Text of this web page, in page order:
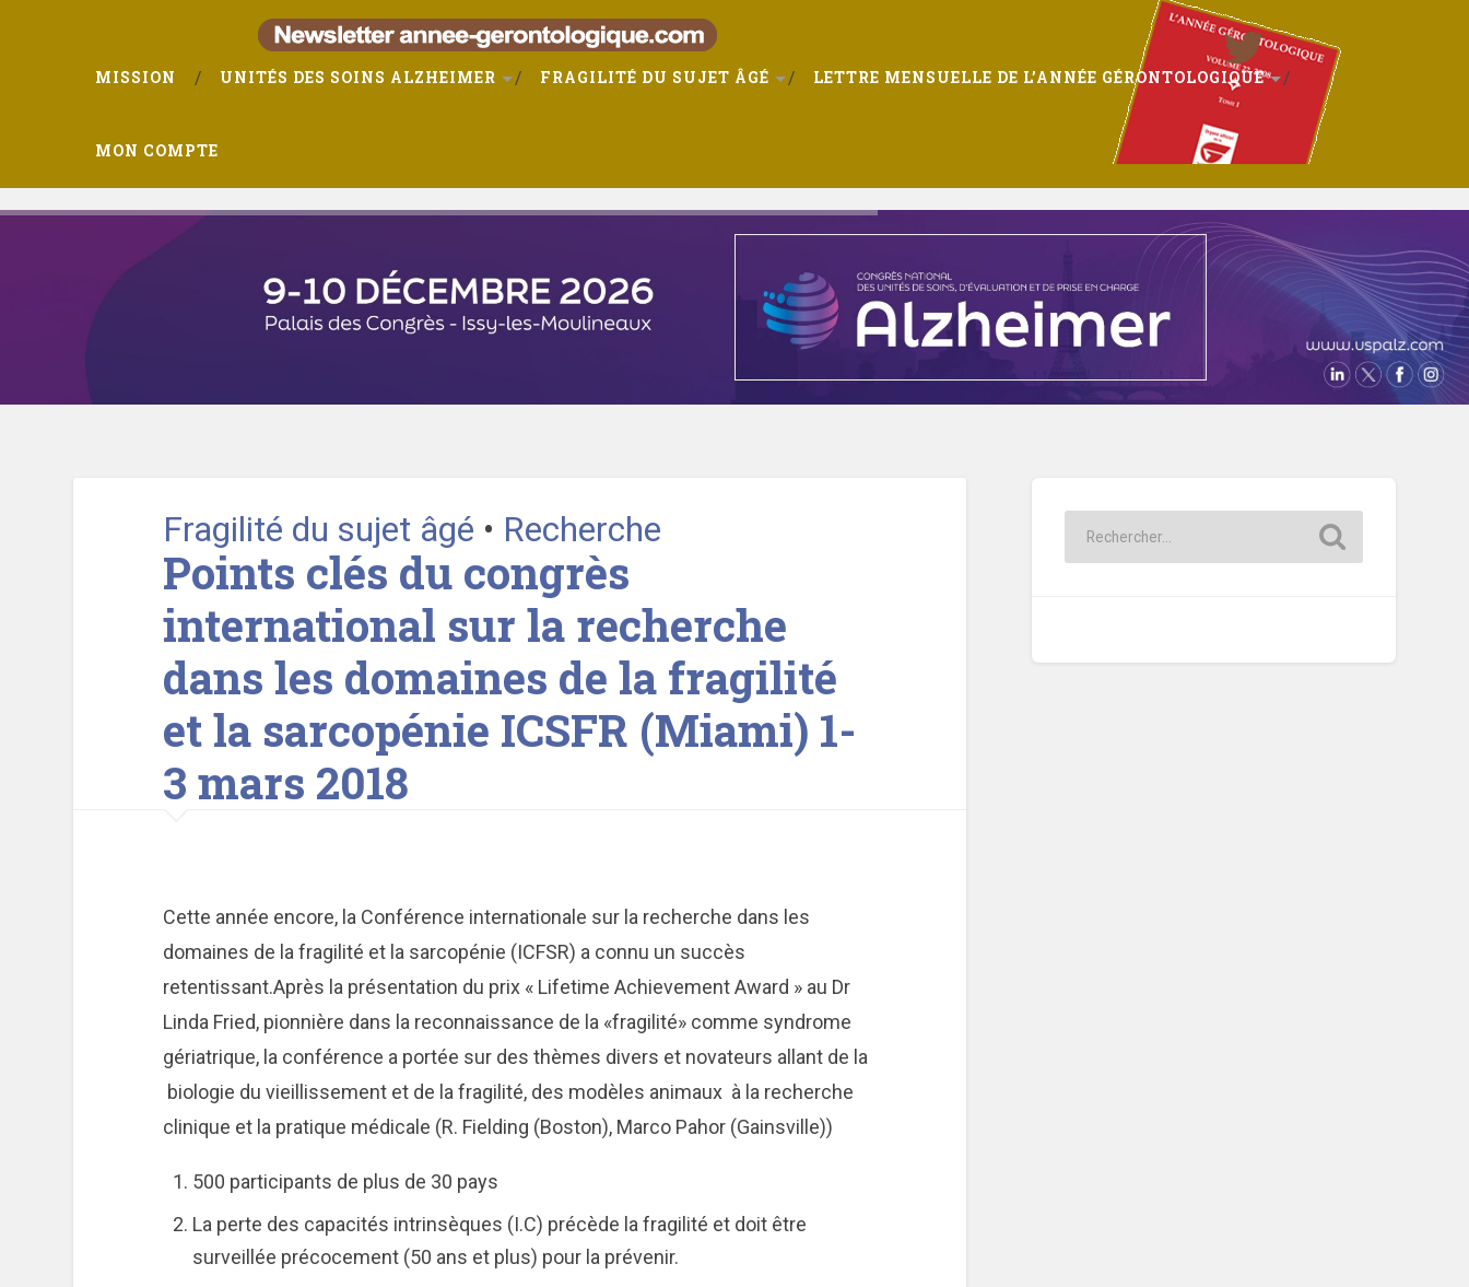
MISSION UNITÉS DES SOINS ALZHEIMER FRAGILITÉ DU SUJET ÂGÉ LETTRE MENSUELLE DE L’ANNÉE GÉRONTOLOGIQUE
MON COMPTE
Fragilité du sujet âgé • Recherche
Points clés du congrès
international sur la recherche
dans les domaines de la fragilité
et la sarcopénie ICSFR (Miami) 1-
3 mars 2018
Cette année encore, la Conférence internationale sur la recherche dans les
domaines de la fragilité et la sarcopénie (ICFSR) a connu un succès
retentissant.Après la présentation du prix « Lifetime Achievement Award » au Dr
Linda Fried, pionnière dans la reconnaissance de la «fragilité» comme syndrome
gériatrique, la conférence a portée sur des thèmes divers et novateurs allant de la
biologie du vieillissement et de la fragilité, des modèles animaux à la recherche
clinique et la pratique médicale (R. Fielding (Boston), Marco Pahor (Gainsville))
500 participants de plus de 30 pays
La perte des capacités intrinsèques (I.C) précède la fragilité et doit être
surveillée précocement (50 ans et plus) pour la prévenir.